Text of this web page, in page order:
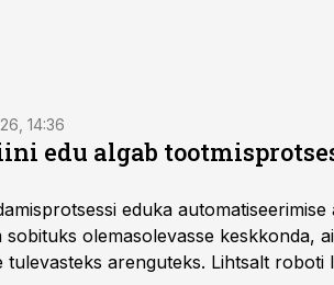
14:36
edu algab
eduka
olemasolevasse keskkonda,
arenguteks. Lihtsalt roboti